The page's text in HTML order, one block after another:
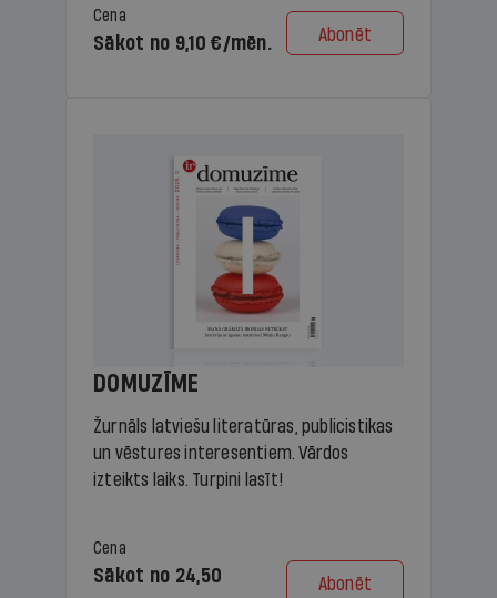
Cena
Sākot no 9,10 €/mēn. Abonēt
DOMUZĪME
Žurnāls latviešu literatūras, publicistikas
un vēstures interesentiem. Vārdos
izteikts laiks. Turpini lasīt!
Cena
Sākot no 24,50
Abonēt